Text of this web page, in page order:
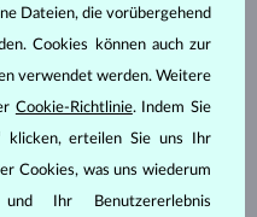
Dateien, die vorübergehend
Cookies können auch zur
verwendet werden. Weitere
Cookie-Richtlinie. Indem Sie
klicken, erteilen Sie uns Ihr
Cookies, was uns wiederum
Ihr Benutzererlebnis